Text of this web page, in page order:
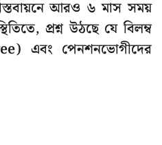
আরও ৬ মাস সময়
প্রশ্ন উঠছে যে বিলম্ব
এবং পেনশনভোগীদের